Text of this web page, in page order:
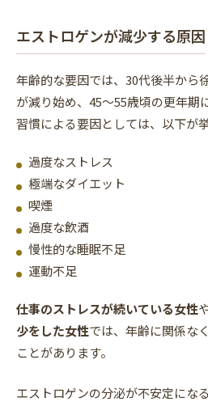
エストロゲンが減少する原因
年齢的な要因では、30代後半から
が減り始め、45～55歳頃の更年期
習慣による要因としては、以下が
過度なストレス
極端なダイエット
喫煙
過度な飲酒
慢性的な睡眠不足
運動不足
仕事のストレスが続いている女性
少をした女性では、年齢に関係な
ことがあります。
エストロゲンの分泌が不安定にな